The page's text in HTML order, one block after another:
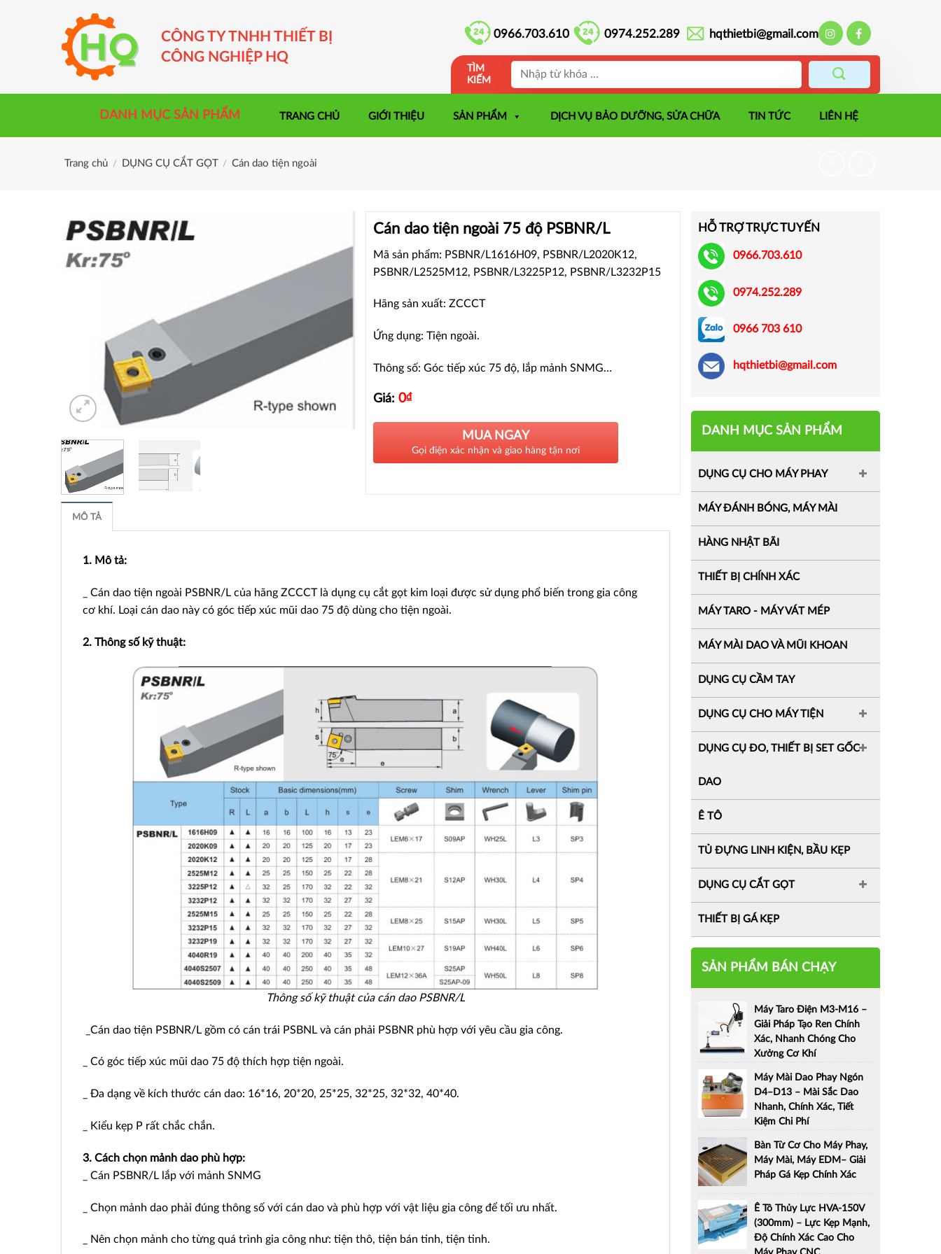
CÔNG TY TNHH THIẾT BỊ
CÔNG NGHIỆP HQ
0966.703.610 0974.252.289 hqthietbi@gmail.com
TÌM
KIẾM
DANH MỤC SẢN PHẨM TRANG CHỦ GIỚI THIỆU SẢN PHẨM DỊCH VỤ BẢO DƯỠNG, SỬA CHỮA TIN TỨC LIÊN HỆ
Trang chủ / DỤNG CỤ CẮT GỌT / Cán dao tiện ngoài
HỖ TRỢ TRỰC TUYẾN
0966.703.610
0974.252.289
0966 703 610
hqthietbi@gmail.com
DANH MỤC SẢN PHẨM
DỤNG CỤ CHO MÁY PHAY
MÁY ĐÁNH BÓNG, MÁY MÀI
HÀNG NHẬT BÃI
THIẾT BỊ CHÍNH XÁC
MÁY TARO - MÁY VÁT MÉP
MÁY MÀI DAO VÀ MŨI KHOAN
DỤNG CỤ CẦM TAY
DỤNG CỤ CHO MÁY TIỆN
DỤNG CỤ ĐO, THIẾT BỊ SET GỐC
DAO
Ê TÔ
TỦ ĐỰNG LINH KIỆN, BẦU KẸP
DỤNG CỤ CẮT GỌT
THIẾT BỊ GÁ KẸP
SẢN PHẨM BÁN CHẠY
Máy Taro Điện M3-M16 –
Giải Pháp Tạo Ren Chính
Xác, Nhanh Chóng Cho
Xưởng Cơ Khí
Máy Mài Dao Phay Ngón
D4–D13 – Mài Sắc Dao
Nhanh, Chính Xác, Tiết
Kiệm Chi Phí
Bàn Từ Cơ Cho Máy Phay,
Máy Mài, Máy EDM– Giải
Pháp Gá Kẹp Chính Xác
Ê Tô Thủy Lực HVA-150V
(300mm) – Lực Kẹp Mạnh,
Độ Chính Xác Cao Cho
Cán dao tiện ngoài 75 độ PSBNR/L
Mã sản phẩm: PSBNR/L1616H09, PSBNR/L2020K12,
PSBNR/L2525M12, PSBNR/L3225P12, PSBNR/L3232P15
Hãng sản xuất: ZCCCT
Ứng dụng: Tiện ngoài.
Thông số: Góc tiếp xúc 75 độ, lắp mảnh SNMG…
Giá: 0₫
MUA NGAY
Gọi điện xác nhận và giao hàng tận nơi
MÔ TẢ
1. Mô tả:
_ Cán dao tiện ngoài PSBNR/L của hãng ZCCCT là dụng cụ cắt gọt kim loại được sử dụng phổ biến trong gia công
cơ khí. Loại cán dao này có góc tiếp xúc mũi dao 75 độ dùng cho tiện ngoài.
2. Thông số kỹ thuật:
Thông số kỹ thuật của cán dao PSBNR/L
_Cán dao tiện PSBNR/L gồm có cán trái PSBNL và cán phải PSBNR phù hợp với yêu cầu gia công.
_ Có góc tiếp xúc mũi dao 75 độ thích hợp tiện ngoài.
_ Đa dạng về kích thước cán dao: 16*16, 20*20, 25*25, 32*25, 32*32, 40*40.
_ Kiểu kẹp P rất chắc chắn.
3. Cách chọn mảnh dao phù hợp:
_ Cán PSBNR/L lắp với mảnh SNMG
_ Chọn mảnh dao phải đúng thông số với cán dao và phù hợp với vật liệu gia công để tối ưu nhất.
_ Nên chọn mảnh cho từng quá trình gia công như: tiện thô, tiện bán tinh, tiện tinh.